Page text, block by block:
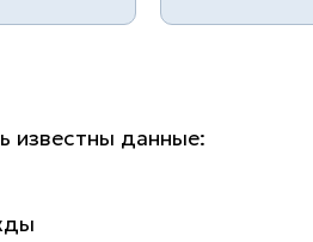
известны данные: